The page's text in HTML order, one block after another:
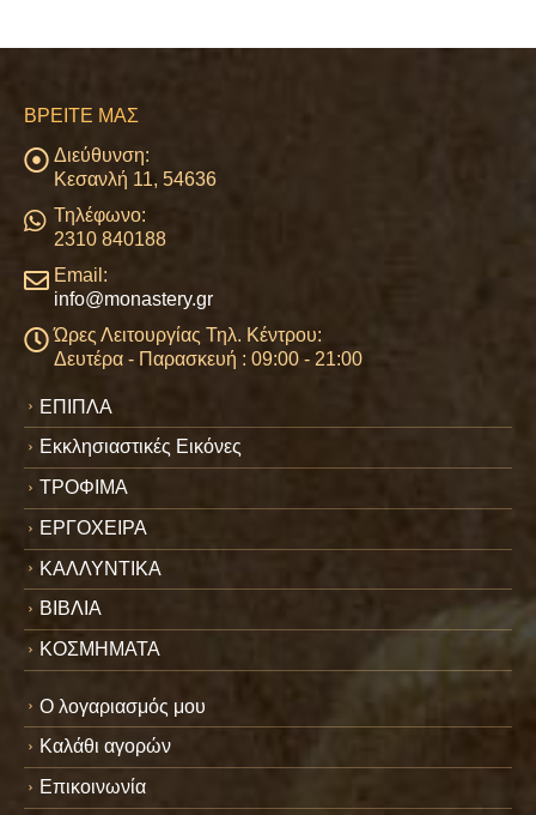
ΒΡΕΊΤΕ ΜΑΣ
Διεύθυνση:
Κεσανλή 11, 54636
Τηλέφωνο:
2310 840188
Email:
info@monastery.gr
Ώρες Λειτουργίας Τηλ. Κέντρου:
Δευτέρα - Παρασκευή : 09:00 - 21:00
ΕΠΙΠΛΑ
Εκκλησιαστικές Εικόνες
ΤΡΟΦΙΜΑ
ΕΡΓΟΧΕΙΡΑ
ΚΑΛΛΥΝΤΙΚΑ
ΒΙΒΛΙΑ
ΚΟΣΜΗΜΑΤΑ
Ο λογαριασμός μου
Καλάθι αγορών
Επικοινωνία